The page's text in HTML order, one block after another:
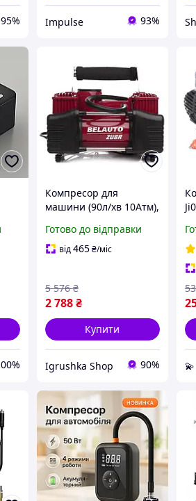
95% Impulse 93%
Компресор для
машини (90л/хв 10Атм),
для автомобіля,
Компресор насос для
Готово до відправки
від465 ₴/міс
2 788 ₴
5 576 ₴
Купити
Igrushka Shop 90%